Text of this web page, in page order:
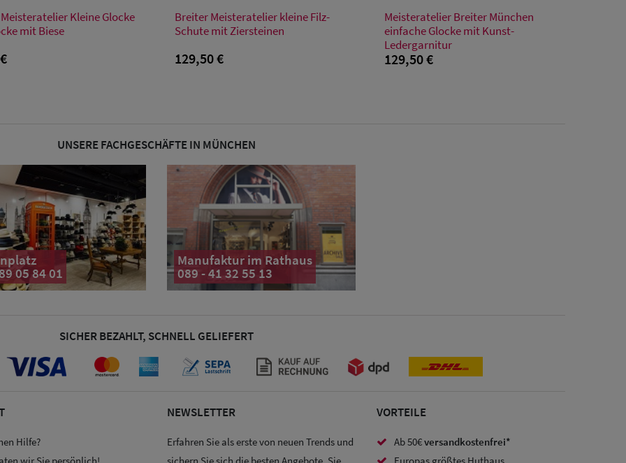
55 56 57
Kleine Glocke
mit Biese
55 56 57 58
Breiter Meisteratelier kleine Filz-
Schute mit Ziersteinen
129,50 €
55 56 57 58 59
Meisteratelier Breiter München
einfache Glocke mit Kunst-
Ledergarnitur
129,50 €
UNSERE FACHGESCHÄFTE IN MÜNCHEN
05 84 01
Manufaktur im Rathaus
089 - 41 32 55 13
SICHER BEZAHLT, SCHNELL GELIEFERT
Hilfe?
NEWSLETTER
Erfahren Sie als erste von neuen Trends und
VORTEILE
Ab 50€versandkostenfrei*